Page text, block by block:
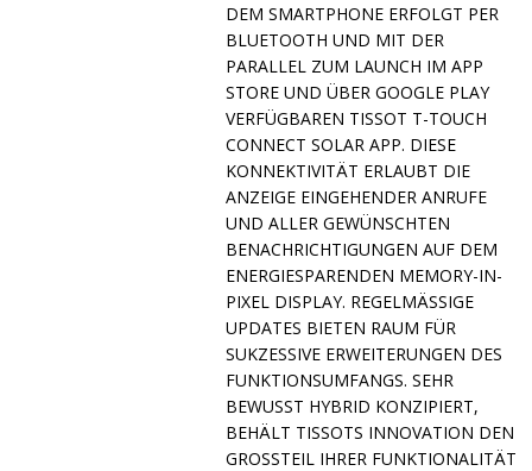
DEM SMARTPHONE ERFOLGT PER
BLUETOOTH UND MIT DER
PARALLEL ZUM LAUNCH IM APP
STORE UND ÜBER GOOGLE PLAY
VERFÜGBAREN TISSOT T-TOUCH
CONNECT SOLAR APP. DIESE
KONNEKTIVITÄT ERLAUBT DIE
ANZEIGE EINGEHENDER ANRUFE
UND ALLER GEWÜNSCHTEN
BENACHRICHTIGUNGEN AUF DEM
ENERGIESPARENDEN MEMORY-IN-
PIXEL DISPLAY. REGELMÄSSIGE U
PDATES BIETEN RAUM FÜR S
UKZESSIVE ERWEITERUNGEN DES F
UNKTIONSUMFANGS. SEHR B
EWUSST HYBRID KONZIPIERT, B
EHÄLT TISSOTS INNOVATION DEN G
ROSSTEIL IHRER FUNKTIONALITÄT AU